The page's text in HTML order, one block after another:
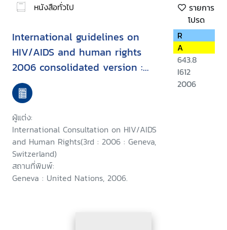
หนังสือทั่วไป
รายการ
โปรด
International guidelines on
HIV/AIDS and human rights
2006 consolidated version :
Second International
Consultation on HIV/AIDS and
Human Rights, Geneva, 23-25
September 1996, Third
International Consultation on
HIV/AIDS and Human Rights :
Geneva, 25-26 July 2002
ผู้แต่ง:
International Consultation on HIV/AIDS
and Human Rights(3rd : 2006 : Geneva,
Switzerland)
สถานที่พิมพ์:
Geneva : United Nations, 2006.
R
A
643.8
I612
2006